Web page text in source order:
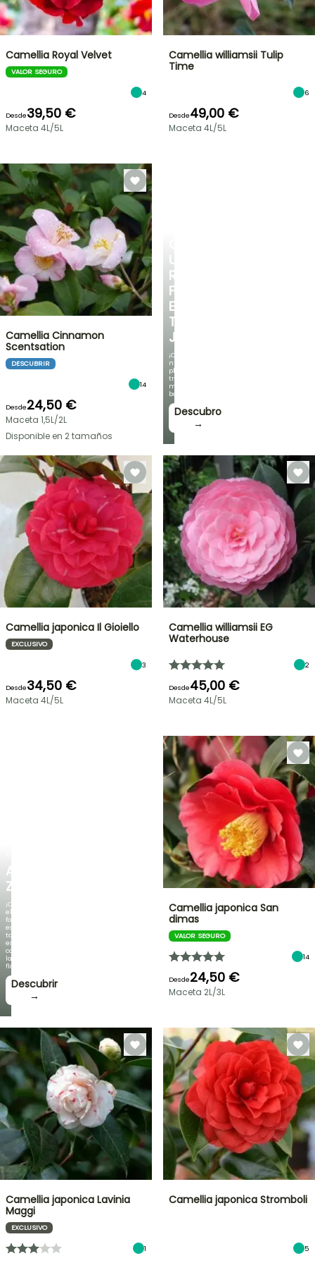
UN
RINCÓN
FRESCO
EN
TU
JARDÍN
¡Con
nuestras
plantas
trepadoras
más
bonitas!
Descubro
→
AGAPANTHUS
ZAMBEZI
¡Cuando
el
follaje
es
tan
espectacular
como
la
floración!
Descubrir
→
Camellia Royal Velvet
VALOR SEGURO
4
Desde39,50 €
Maceta 4L/5L
Camellia williamsii Tulip
Time
6
Desde49,00 €
Maceta 4L/5L
Camellia Cinnamon
Scentsation
DESCUBRIR
14
Desde24,50 €
Maceta 1,5L/2L
Disponible en 2 tamaños
Camellia japonica Il Gioiello
EXCLUSIVO
3
Desde34,50 €
Maceta 4L/5L
Camellia williamsii EG
Waterhouse
2
Desde45,00 €
Maceta 4L/5L
Camellia japonica San
dimas
VALOR SEGURO
14
Desde24,50 €
Maceta 2L/3L
Camellia japonica Lavinia
Maggi
EXCLUSIVO
1
Camellia japonica Stromboli
5